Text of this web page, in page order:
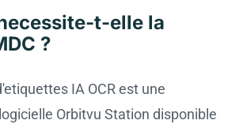
t-elle la
?
IA OCR est une
Orbitvu Station disponible